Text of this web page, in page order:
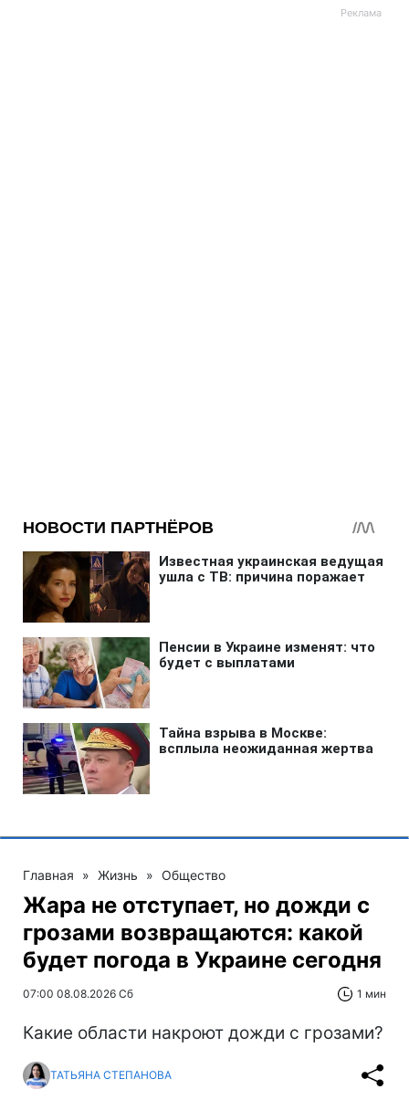
Главная » Жизнь » Общество
Жара не отступает, но дожди с
грозами возвращаются: какой
будет погода в Украине сегодня
07:00 08.08.2026 Сб 1 мин
Какие области накроют дожди с грозами?
ТАТЬЯНА СТЕПАНОВА